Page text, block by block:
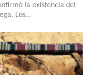
la existencia del
Los…